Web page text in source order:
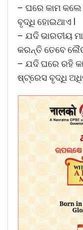
– ଘରେ କାମ
ବୃଦ୍ଧି ହୋଇଥାଏ l
– ଯଦି ଭାରତୀୟ
କରନ୍ତି ତେବେ
– ଯଦି ଘରେ ରହି
ଷ୍ଟ୍ରେସ ବୃଦ୍ଧି